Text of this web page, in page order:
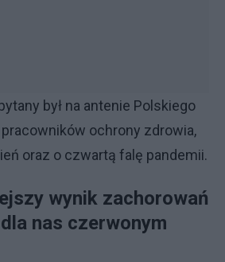
był na antenie Polskiego
ochrony zdrowia,
oraz o czwartą falę pandemii.
wynik zachorowań
nas czerwonym